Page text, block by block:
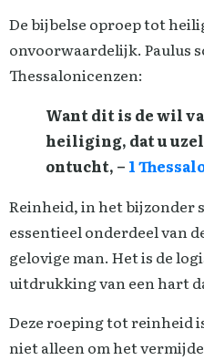
De bijbelse oproep tot
onvoorwaardelijk. Paulus
Thessalonicenzen:
Want dit is de wil
heiliging, dat u
ontucht, – 1
Reinheid, in het bijzonder
essentieel onderdeel van
gelovige man. Het is de
uitdrukking van een hart
Deze roeping tot reinheid
niet alleen om het